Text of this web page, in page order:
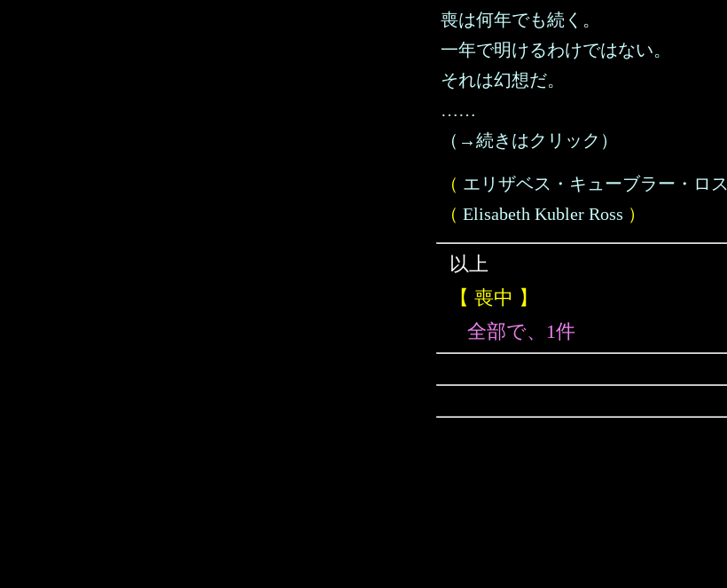
喪は何年でも続く。
一年で明けるわけではない。
それは幻想だ。
……
（→続きはクリック）
（ エリザベス・キューブラー・ロス
（ Elisabeth Kubler Ross ）
以上
【 喪中 】
全部で、1件